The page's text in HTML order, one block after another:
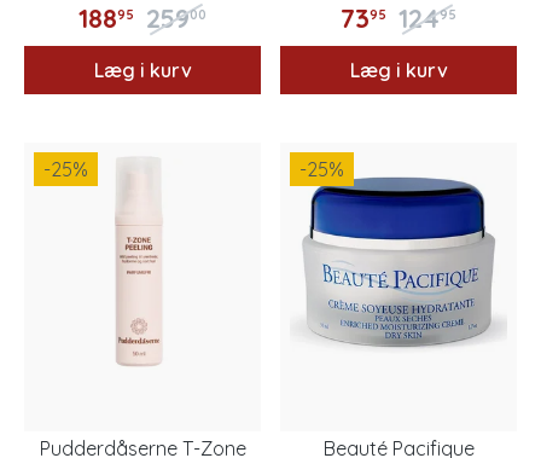
18895 25900
Læg i kurv
7395 12495
Læg i kurv
-25%
Pudderdåserne T-Zone
-25%
Beauté Pacifique